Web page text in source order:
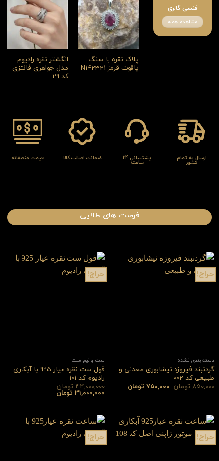
فنسی گالری
مشاهده همه
پلاک نقره با سنگ
یاقوت قرمز N142321
انگشتر نقره رادیوم
مدل جواهری فانتزی
کد 29
ارسال به تمام
کشور
پشتیبانی 24
ساعته
ضمانت اصالت کالا قیمت منصفانه
فرصت های طلایی
حراج!
دسته-بندی-نشده
گردنبند فیروزه نیشابوری معدنی و
طبیعی کد 002
850,000تومان قیمت
اصلی:
750,000 تومانقیمت
فعلی:
حراج!
ست و نیم ست
فول ست نقره عیار 925 با آبکاری
رادیوم کد 101
44,000,000تومان
قیمت
اصلی:
31,000,000 تومانقیمت
فعلی:
حراج! حراج!